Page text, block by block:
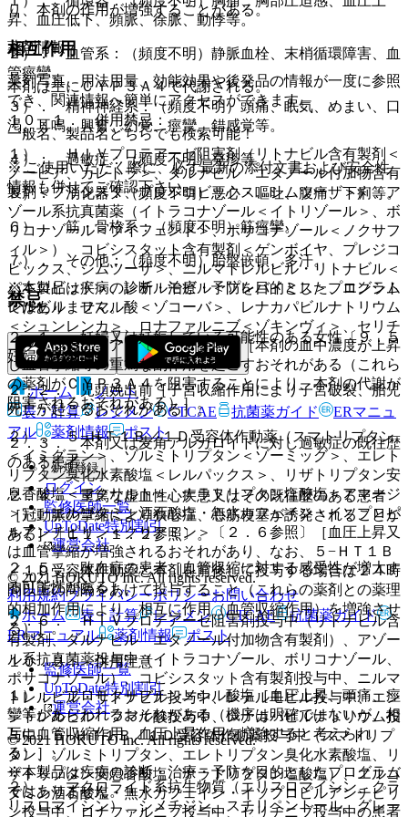
り、本剤の作用が増強することがある。
相互作用
本剤は主にＣＹＰ３Ａ４で代謝される。
１０．１． 併用禁忌：
１）． ＨＩＶプロテアーゼ阻害剤（リトナビル含有製剤＜
ノービア、カレトラ＞、ダルナビル エタノール付加物含有
製剤＜プリジスタ、プレジコビックス、シムツーザ＞）、ア
ゾール系抗真菌薬（イトラコナゾール＜イトリゾール＞、ボ
リコナゾール＜ブイフェンド＞、ポサコナゾール＜ノクサフ
ィル＞）、コビシスタット含有製剤＜ゲンボイヤ、プレジコ
ビックス、シムツーザ＞、ニルマトレルビル・リトナビル＜
パキロビッド＞、レテルモビル＜プレバイミス＞、エンシト
レルビル フマル酸＜ゾコーバ＞、レナカパビルナトリウム
＜シュンレンカ＞、ロナファルニブ＜ゾキンヴィ＞、セリチ
ニブ＜ジカディア＞〔２．６参照〕［本剤の血中濃度が上昇
し血管攣縮等の重篤な副作用を起こすおそれがある（これら
の薬剤がＣＹＰ３Ａ４を阻害することにより、本剤の代謝が
阻害されるおそれがある）］。
２）． ５−ＨＴ１Ｂ／１Ｄ受容体作動薬（スマトリプタン
＜イミグラン＞、ゾルミトリプタン＜ゾーミッグ＞、エレト
リプタン臭化水素酸塩＜レルパックス＞、リザトリプタン安
息香酸塩＜マクサルト＞、ナラトリプタン塩酸塩＜アマージ
＞）、エルゴタミン酒石酸塩・無水カフェイン・イソプロピ
ルアンチピリン＜クリアミン＞〔２．６参照〕［血圧上昇又
は血管攣縮が増強されるおそれがあり、なお、５−ＨＴ１Ｂ
／１Ｄ受容体作動薬と本剤を前後して投与する場合は２４時
間以上の間隔をあけて投与すること（これらの薬剤との薬理
的相加作用により、相互に作用（血管収縮作用）を増強させ
る）］。
１０．２． 併用注意：
１）． ブロモクリプチンメシル酸塩［血圧上昇、頭痛、痙
攣等があらわれるおそれがある（機序は明確ではないが、相
互に血管収縮作用、血圧上昇作用を増強すると考えられ
る）］。
２）． マクロライド系抗生物質（エリスロマイシン、クラ
リスロマイシン）、シメチジン、スチリペントール、グレー
昇、血圧低下、頻脈、徐脈、動悸等。
２）． 血管系：（頻度不明）静脈血栓、末梢循環障害、血
管痙攣。
３）． 精神神経系：（頻度不明）頭痛、眠気、めまい、口
渇、耳鳴、興奮、幻覚、痙攣、錯感覚等。
４）． 過敏症：（頻度不明）発疹等。
５）． 消化器：（頻度不明）悪心・嘔吐、腹痛、下痢等。
６）． 筋・骨格系：（頻度不明）筋痙攣。
７）． その他：（頻度不明）胎盤嵌頓、多汗。
禁忌
２．１． 妊婦又は妊娠している可能性のある女性〔９．５
妊婦の項参照〕。
２．２． 児頭娩出前［子宮収縮作用により子宮破裂、胎児
死亡が起こるおそれがある］。
２．３． 本剤又は麦角アルカロイドに対し過敏症の既往歴
のある患者。
２．４． 重篤な虚血性心疾患又はその既往歴のある患者
［冠動脈の攣縮により狭心症、心筋梗塞が誘発されることが
ある］〔１１．１．２参照〕。
２．５． 敗血症の患者［血管収縮に対する感受性が増大す
る可能性がある］。
２．６． ＨＩＶプロテアーゼ阻害剤投与中（リトナビル含
有製剤、ダルナビル エタノール付加物含有製剤）、アゾー
ル系抗真菌薬投与中（イトラコナゾール、ボリコナゾール、
ポサコナゾール）、コビシスタット含有製剤投与中、ニルマ
トレルビル・リトナビル投与中、レテルモビル投与中、エン
シトレルビル フマル酸投与中、レナカパビルナトリウム投
与中、５−ＨＴ１Ｂ／１Ｄ受容体作動薬投与中（スマトリプ
タン、ゾルミトリプタン、エレトリプタン臭化水素酸塩、リ
ザトリプタン安息香酸塩、ナラトリプタン塩酸塩）、エルゴ
タミン酒石酸塩・無水カフェイン・イソプロピルアンチピリ
ン投与中、ロナファルニブ投与中、セリチニブ投与中の患者
薬剤情報
薬剤写真、用法用量、効能効果や後発品の情報が一度に参照
でき、関連情報へ簡単にアクセスができます。
一般名、製品名どちらでも検索可能！
※ ご使用いただく際に、必ず最新の添付文書および安全性
情報も併せてご確認下さい。
※本製品は疾病の診断・治療・予防を目的としたプログラム
ではありません。
ホーム
ノート
表・計算
レジメン CTCAE 抗菌薬ガイド
ERマニュ
アル
薬剤情報 ポスト
新規登録
ログイン
監修医師一覧
UpToDate特別割引
運営会社
© 2021 HOKUTO Inc. All rights reserved.
利用規約プライバシーポリシーお問い合わせ
ホーム
表・計算 レジメン CTCAE
抗菌薬ガイド
ERマニュアル
薬剤情報 ポスト
監修医師一覧
UpToDate特別割引
運営会社
© 2021 HOKUTO Inc. All rights reserved.
※本製品は疾病の診断・治療・予防を目的としたプログラム
ではありません。